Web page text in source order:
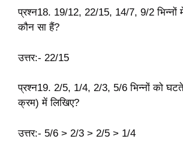
प्रश्न18. 19/12, 22/15, 14/7, 9/2 भिन्नों
कौन सा हैं?
उत्तर:- 22/15
प्रश्न19. 2/5, 1/4, 2/3, 5/6 भिन्नों को
क्रम) में लिखिए?
उत्तर:- 5/6 > 2/3 > 2/5 > 1/4